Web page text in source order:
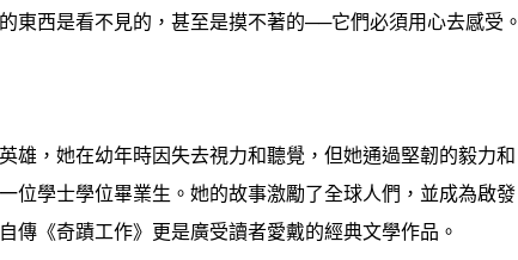
東西是看不見的，甚至是摸不著的──它們必須用心去感受。
雄，她在幼年時因失去視力和聽覺，但她通過堅韌的毅力和
位學士學位畢業生。她的故事激勵了全球人們，並成為啟發
傳《奇蹟工作》更是廣受讀者愛戴的經典文學作品。